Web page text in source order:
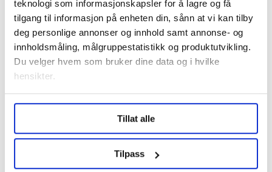
teknologi som informasjonskapsler for å lagre og få
tilgang til informasjon på enheten din, sånn at vi kan tilby
deg personlige annonser og innhold samt annonse- og
innholdsmåling, målgruppestatistikk og produktutvikling.
Du velger hvem som bruker dine data og i hvilke
hensikter.
Undermer infokan du lese om hvordan dine personlige
data behandles og hvordan du kan velge hvordan de skal
brukes. Du kan hele tiden endre eller trekke tilbake ditt
samtykke fra erklæringen om informasjonskapsler.
Tillat alle
Tilpass
– Jeg er mettet på sosial omgang når
jeg kommer hjem